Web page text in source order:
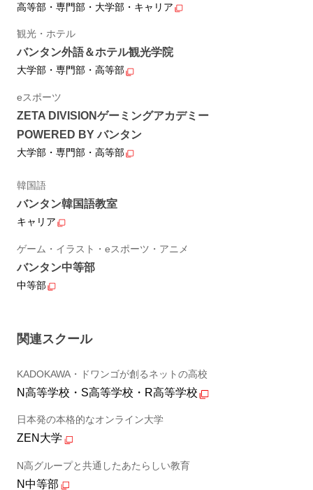
高等部・専門部・大学部・キャリア
観光・ホテル
バンタン外語＆ホテル観光学院
大学部・専門部・高等部
eスポーツ
ZETA DIVISIONゲーミングアカデミー
POWERED BY バンタン
大学部・専門部・高等部
韓国語
バンタン韓国語教室
キャリア
ゲーム・イラスト・eスポーツ・アニメ
バンタン中等部
中等部
関連スクール
KADOKAWA・ドワンゴが創るネットの高校
N高等学校・S高等学校・R高等学校
日本発の本格的なオンライン大学
ZEN大学
N高グループと共通したあたらしい教育
N中等部